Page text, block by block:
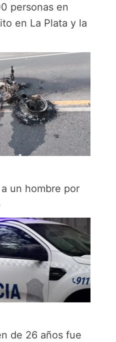
personas en
en La Plata y la
un hombre por
de 26 años fue